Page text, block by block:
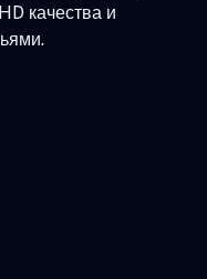
качества и